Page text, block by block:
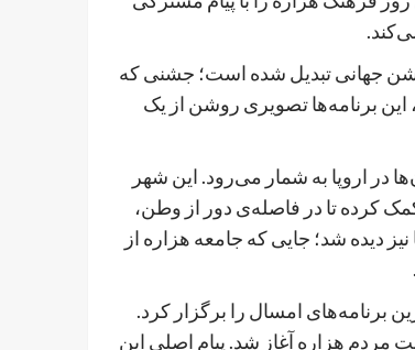
جهانی تبدیل شده است؛ جشنی که
این برنامه‌ها تصویری روشن از یک
در اروپا به شمار می‌رود. این شهر
کرده تا در فاصله‌ی دور از وطن،
دیده شد؛ جایی که جامعه هزاره از
برنامه‌های امسال را برگزار کرد.
مردم هزاره آغاز شد. پیام اصلی این